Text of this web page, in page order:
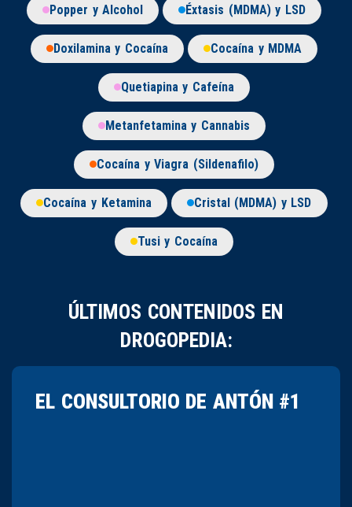
Popper y Alcohol Éxtasis (MDMA) y LSD
Doxilamina y Cocaína Cocaína y MDMA
Quetiapina y Cafeína
Metanfetamina y Cannabis
Cocaína y Viagra (Sildenafilo)
Cocaína y Ketamina Cristal (MDMA) y LSD
Tusi y Cocaína
ÚLTIMOS CONTENIDOS EN
DROGOPEDIA:
EL CONSULTORIO DE ANTÓN #1